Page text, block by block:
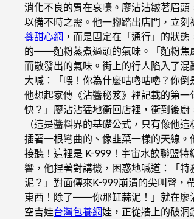
消化不良的胃在哀嚎。廖沾沾皺著眉
以備不時之需。他一腳踏出店門，立
養甜心網 ，而是固定在「通行」的狀
的——麵粉蒸煮過頭的氣味。「麵粉焦
而散發出的氣味。街上的行人陷入了
大喊：「喂！你為什麼咕嚕咕嚕？你
他想起家傳《沾醬秘笈》裡記載的第
快？」廖沾沾猛地衝回店裡，衝到後
（這是醬料界的基礎公式，只有像他
插著一根彎曲的、像韭菜一樣的天線
接聽！這裡是 K-999！宇宙水餃聯盟
響，他捏著對講機，困惑地喊道：「
泥？」對面傳來K-999崩潰的尖叫聲，
東西！除了——你那缸蒜泥！」就在廖
空吉娃台灣包養網娃，正從牆上的破